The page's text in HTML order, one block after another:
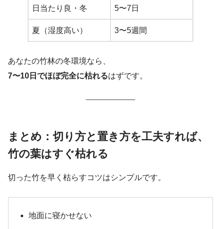
日当たり良・冬 5〜7日
夏（湿度高い） 3〜5週間
あなたの竹林の冬環境なら、
7〜10日でほぼ完全に枯れるはずです。
まとめ：切り方と置き方を工夫すれば、
竹の葉はすぐ枯れる
切った竹を早く枯らすコツはシンプルです。
地面に寝かせない